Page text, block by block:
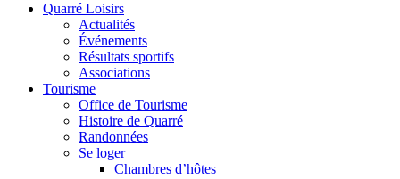
Quarré Loisirs
Actualités
Événements
Résultats sportifs
Associations
Tourisme
Office de Tourisme
Histoire de Quarré
Randonnées
Se loger
Chambres d’hôtes